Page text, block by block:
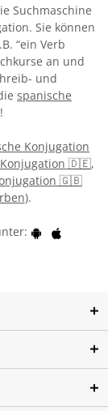
Suchmaschine
Sie können
“ein Verb
an und
und
spanische
Konjugation
Konjugation 🇩🇪,
🇬🇧
).